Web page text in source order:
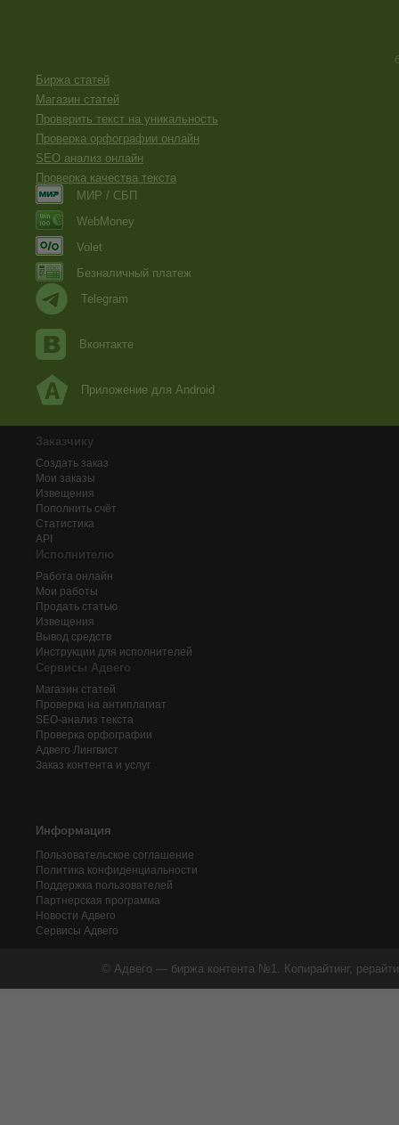
Биржа статей
Магазин статей
Проверить текст на уникальность
Проверка орфографии онлайн
SEO анализ онлайн
Проверка качества текста
МИР / СБП
WebMoney
Volet
Безналичный платеж
Telegram
Вконтакте
Приложение для Android
Заказчику
Создать заказ
Мои заказы
Извещения
Пополнить счёт
Статистика
API
Исполнителю
Работа онлайн
Мои работы
Продать статью
Извещения
Вывод средств
Инструкции для исполнителей
Сервисы Адвего
Магазин статей
Проверка на антиплагиат
SEO-анализ текста
Проверка орфографии
Адвего Лингвист
Заказ контента и услуг
Информация
Пользовательское соглашение
Политика конфиденциальности
Поддержка пользователей
Партнерская программа
Новости Адвего
Сервисы Адвего
© Адвего — биржа контента №1. Копирайтинг,